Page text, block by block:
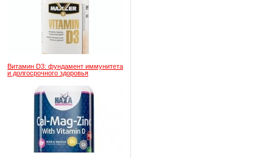
Витамин D3: фундамент иммунитета
и долгосрочного здоровья